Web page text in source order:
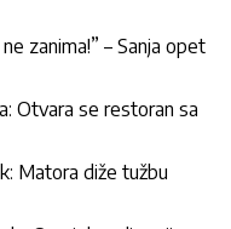
zanima!” – Sanja opet
Otvara se restoran sa
Matora diže tužbu